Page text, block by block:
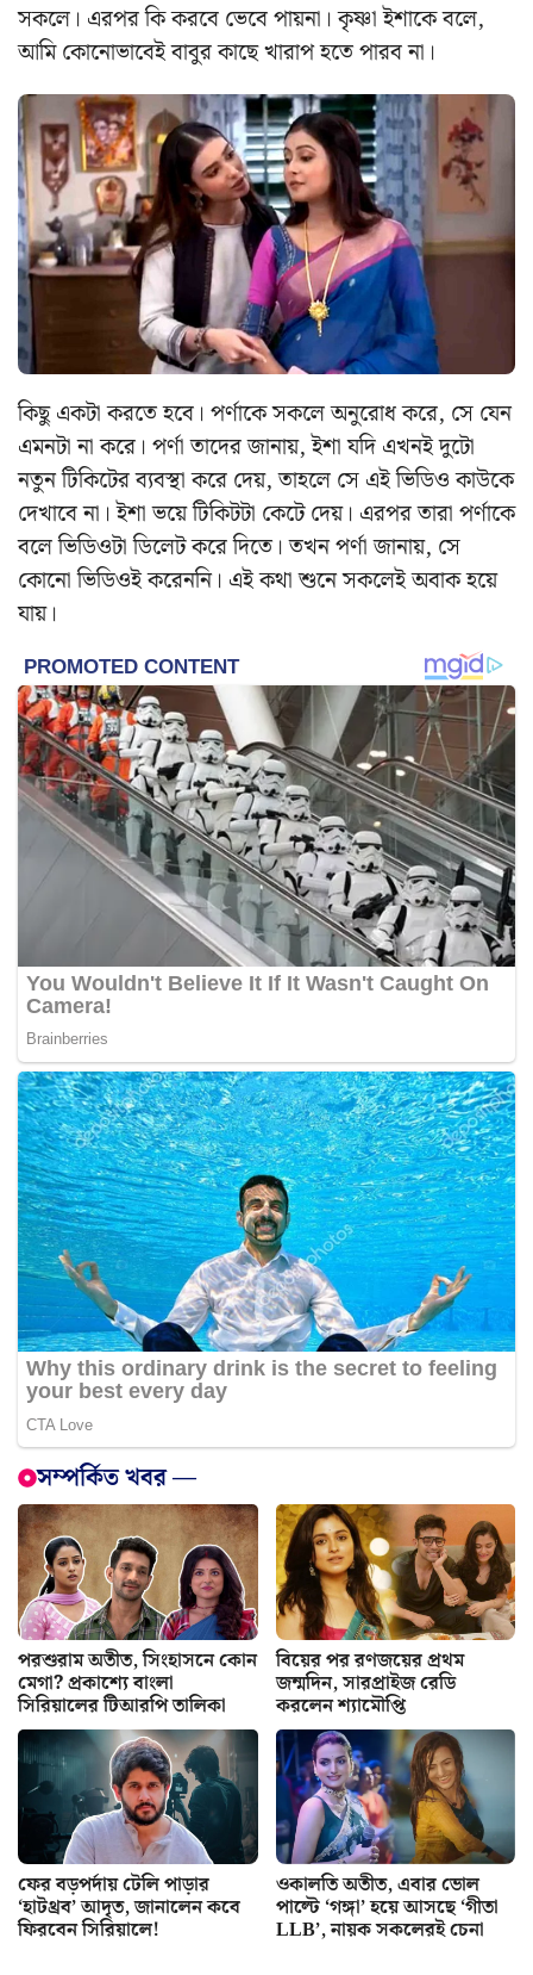
সকলে। এরপর কি করবে ভেবে পায়না। কৃষ্ণা ইশাকে বলে,
আমি কোনোভাবেই বাবুর কাছে খারাপ হতে পারব না।
কিছু একটা করতে হবে। পর্ণাকে সকলে অনুরোধ করে, সে যেন
এমনটা না করে। পর্ণা তাদের জানায়, ইশা যদি এখনই দুটো
নতুন টিকিটের ব্যবস্থা করে দেয়, তাহলে সে এই ভিডিও কাউকে
দেখাবে না। ইশা ভয়ে টিকিটটা কেটে দেয়। এরপর তারা পর্ণাকে
বলে ভিডিওটা ডিলেট করে দিতে। তখন পর্ণা জানায়, সে
কোনো ভিডিওই করেননি। এই কথা শুনে সকলেই অবাক হয়ে
যায়।
সম্পর্কিত খবর —
পরশুরাম অতীত, সিংহাসনে কোন
মেগা? প্রকাশ্যে বাংলা
সিরিয়ালের টিআরপি তালিকা
বিয়ের পর রণজয়ের প্রথম
জন্মদিন, সারপ্রাইজ রেডি
করলেন শ্যামৌপ্তি
ফের বড়পর্দায় টেলি পাড়ার
‘হাটথ্রব’ আদৃত, জানালেন কবে
ফিরবেন সিরিয়ালে!
ওকালতি অতীত, এবার ভোল
পাল্টে ‘গঙ্গা’ হয়ে আসছে ‘গীতা
LLB’, নায়ক সকলেরই চেনা